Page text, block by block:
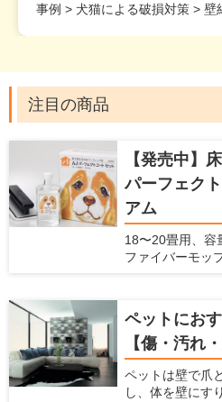
事例 > 犬猫による破損対策 > 壁
注目の商品
【発売中】
パーフェク
アム
18〜20畳用、容
ファイバーモッ
す。また、床・
できます。 ナノ
ラスの薄膜」が
コーティング。
キズ・汚れから
能30％向上。 メ
ペットにお
【傷・汚れ
ペットは壁で爪
し、体を壁にす